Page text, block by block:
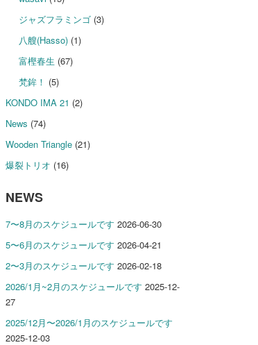
ジャズフラミンゴ (3)
八艘(Hasso) (1)
富樫春生 (67)
梵鉾！ (5)
KONDO IMA 21 (2)
News (74)
Wooden Triangle(21)
爆裂トリオ (16)
NEWS
7〜8月のスケジュールです 2026-06-30
5〜6月のスケジュールです 2026-04-21
2〜3月のスケジュールです 2026-02-18
2026/1月~2月のスケジュールです 2025-12-
27
2025/12月〜2026/1月のスケジュールです
2025-12-03